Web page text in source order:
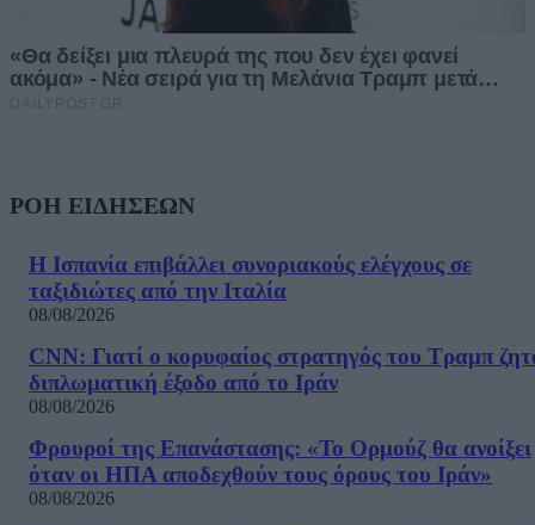
ΡΟΗ ΕΙΔΗΣΕΩΝ
Η Ισπανία επιβάλλει συνοριακούς ελέγχους σε
ταξιδιώτες από την Ιταλία
08/08/2026
CNN: Γιατί ο κορυφαίος στρατηγός του Τραμπ
διπλωματική έξοδο από το Ιράν
08/08/2026
Φρουροί της Επανάστασης: «Το Ορμούζ θα ανοίξει
όταν οι ΗΠΑ αποδεχθούν τους όρους του Ιράν»
08/08/2026